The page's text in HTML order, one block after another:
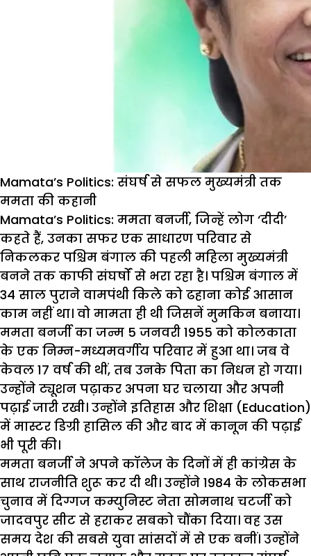
Mamata’s Politics: संघर्ष से सफल मुख्यमंत्री तक
ममता की कहानी
Mamata’s Politics: ममता बनर्जी, जिन्हें लोग ‘दीदी’
कहते हैं, उनका सफर एक साधारण परिवार से
निकलकर पश्चिम बंगाल की पहली महिला मुख्यमंत्री
बनने तक काफी संघर्षों से भरा रहा है। पश्चिम बंगाल में
34 साल पुराने वामपंथी किले को ढहाना कोई आसान
काम नहीं था। वो मामता ही थी जिसनें मुमकिन बनाया।
ममता बनर्जी का जन्म 5 जनवरी 1955 को कोलकाता
के एक निम्न-मध्यमवर्गीय परिवार में हुआ था। जब वे
केवल 17 वर्ष की थीं, तब उनके पिता का निधन हो गया।
उन्होंने ट्यूशन पढ़ाकर अपना घर चलाया और अपनी
पढ़ाई जारी रखी। उन्होंने इतिहास और शिक्षा (Education)
में मास्टर डिग्री हासिल की और बाद में कानून की पढ़ाई
भी पूरी की।
ममता बनर्जी ने अपने कॉलेज के दिनों में ही कांग्रेस के
साथ राजनीति शुरू कर दी थी। उन्होंने 1984 के लोकसभा
चुनाव में दिग्गज कम्युनिस्ट नेता सोमनाथ चटर्जी को
जादवपुर सीट से हराकर सबको चौंका दिया। वह उस
समय देश की सबसे युवा सांसदों में से एक बनीं। उन्होंने